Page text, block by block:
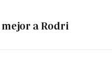
a Rodri